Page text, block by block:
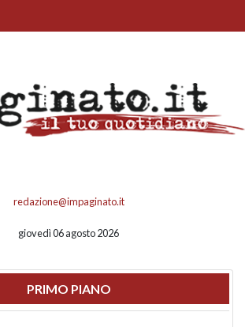
redazione@impaginato.it
giovedì 06 agosto 2026
PRIMO PIANO